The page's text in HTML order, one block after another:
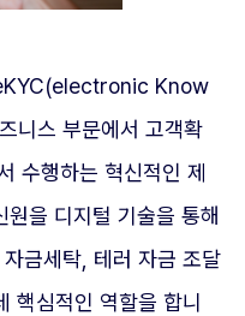
Know
니스 부문에서 고객확
수행하는 혁신적인 제
을 디지털 기술을 통해
금세탁, 테러 자금 조달
핵심적인 역할을 합니